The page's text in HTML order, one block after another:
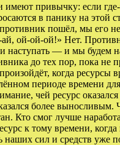
привычку: если
в панику на этой
противник пошёл, мы его
ой-ой-ой!» Нет.
наступать — и мы будем
до тех пор, пока не
когда ресурсы
периоде времени
чей ресурс оказался
более выносливым.
Кто смог лучше
к тому времени, когда
наших сил и средств уже